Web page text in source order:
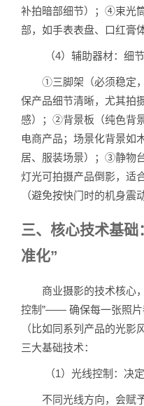
补拍暗部细节）；④束光
部，如手表表盘、口红膏体
（4）辅助器材：细节
①三脚架（必须稳定，
保产品细节清晰，尤其拍
感）；②背景板（纯色背
电商产品；场景化背景如
居、服装场景）；③静物
灯光可拍摄产品倒影，适
（避免按快门时的机身震
三、核心技术基础
准化”
商业摄影的技术核心，
控制”—— 确保每一张照片
（比如同系列产品的光影
三大基础技术：
（1）光线控制：决定
不同光线方向，会赋